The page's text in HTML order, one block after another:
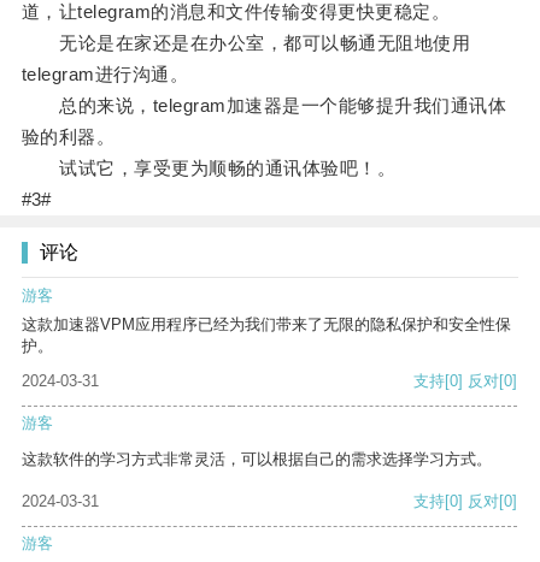
道，让telegram的消息和文件传输变得更快更稳定。
无论是在家还是在办公室，都可以畅通无阻地使用
telegram进行沟通。
总的来说，telegram加速器是一个能够提升我们通讯体
验的利器。
试试它，享受更为顺畅的通讯体验吧！。
#3#
评论
游客
这款加速器VPM应用程序已经为我们带来了无限的隐私保护和安全性保
护。
2024-03-31
支持[0] 反对[0]
游客
这款软件的学习方式非常灵活，可以根据自己的需求选择学习方式。
2024-03-31 支持[0] 反对[0]
游客